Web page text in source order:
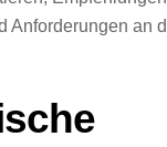
Anforderungen an